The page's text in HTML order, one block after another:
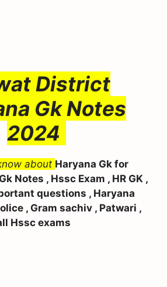
District
Gk Notes
2024
about Haryana Gk for
Notes , Hssc Exam , HR GK ,
questions , Haryana
, Gram sachiv , Patwari ,
Hssc exams